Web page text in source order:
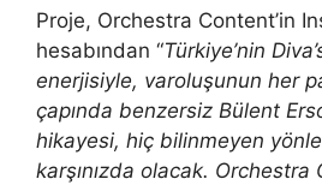
Proje, Orchestra Content’in
hesabından “Türkiye’nin
enerjisiyle, varoluşunun her
çapında benzersiz Bülent
hikayesi, hiç bilinmeyen
karşınızda olacak. Orchestra